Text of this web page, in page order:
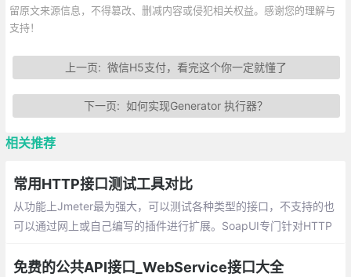
留原文来源信息，不得篡改、删减内容或侵犯相关权益。感谢您的理解与
支持！
上一页:微信H5支付，看完这个你一定就懂了
下一页:如何实现Generator 执行器？
相关推荐
常用HTTP接口测试工具对比
从功能上Jmeter最为强大，可以测试各种类型的接口，不支持的也
可以通过网上或自己编写的插件进行扩展。SoapUI专门针对HTTP
议的接口不支持
免费的公共API接口_WebService接口大全